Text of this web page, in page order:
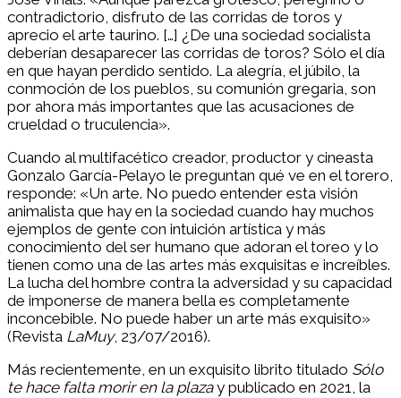
contradictorio, disfruto de las corridas de toros y
aprecio el arte taurino. […] ¿De una sociedad socialista
deberían desaparecer las corridas de toros? Sólo el día
en que hayan perdido sentido. La alegría, el júbilo, la
conmoción de los pueblos, su comunión gregaria, son
por ahora más importantes que las acusaciones de
crueldad o truculencia».
Cuando al multifacético creador, productor y cineasta
Gonzalo García-Pelayo le preguntan qué ve en el torero,
responde: «Un arte. No puedo entender esta visión
animalista que hay en la sociedad cuando hay muchos
ejemplos de gente con intuición artística y más
conocimiento del ser humano que adoran el toreo y lo
tienen como una de las artes más exquisitas e increíbles.
La lucha del hombre contra la adversidad y su capacidad
de imponerse de manera bella es completamente
inconcebible. No puede haber un arte más exquisito»
(Revista LaMuy, 23/07/2016).
Más recientemente, en un exquisito librito titulado Sólo
te hace falta morir en la plazay publicado en 2021, la